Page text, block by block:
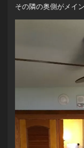
その隣の奥側がメイ